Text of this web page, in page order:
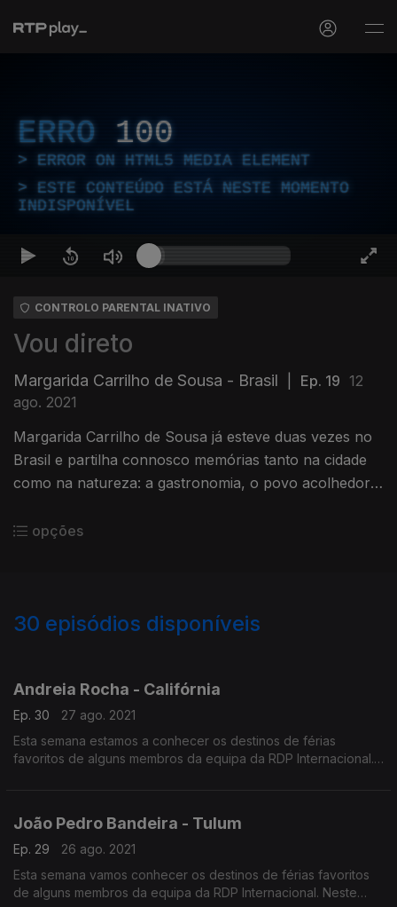
ERRO 100
ERROR ON HTML5 MEDIA ELEMENT
ESTE CONTEÚDO ESTÁ NESTE MOMENTO
INDISPONÍVEL
CONTROLO PARENTAL INATIVO
Vou direto
Margarida Carrilho de Sousa - Brasil Ep. 19 12
ago. 2021
Margarida Carrilho de Sousa já esteve duas vezes no
Brasil e partilha connosco memórias tanto na cidade
como na natureza: a gastronomia, o povo acolhedor e
opções
30 episódios disponíveis
Andreia Rocha - Califórnia
Ep. 30
27 ago. 2021
Esta semana estamos a conhecer os destinos de férias
favoritos de alguns membros da equipa da RDP Internacional.
João Pedro Bandeira - Tulum
Ep. 29
26 ago. 2021
Esta semana vamos conhecer os destinos de férias favoritos
de alguns membros da equipa da RDP Internacional. Neste